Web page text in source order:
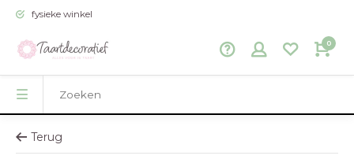
fysieke winkel
0
Terug